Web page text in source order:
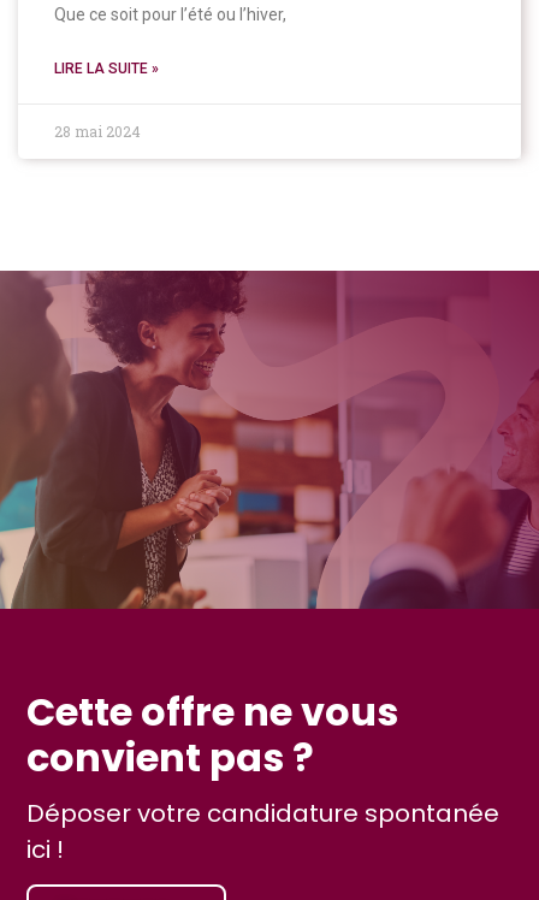
Cette offre ne vous
convient pas ?
Déposer votre candidature spontanée
ici !
Que ce soit pour l’été ou l’hiver,
LIRE LA SUITE »
28 mai 2024